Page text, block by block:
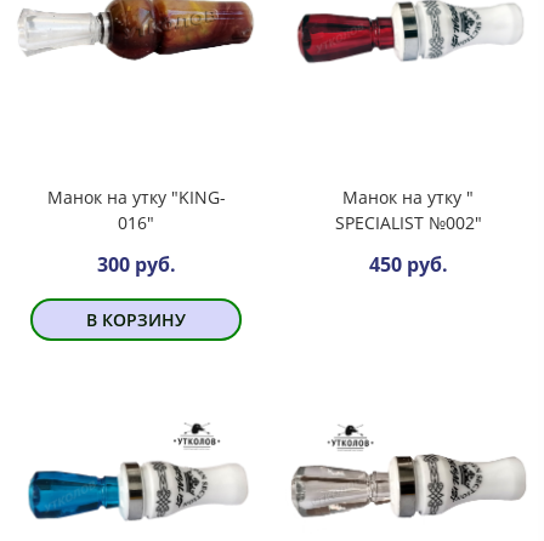
Манок на утку "KING-
016"
300 руб.
В КОРЗИНУ
Манок на утку "
SPECIALIST №002"
450 руб.